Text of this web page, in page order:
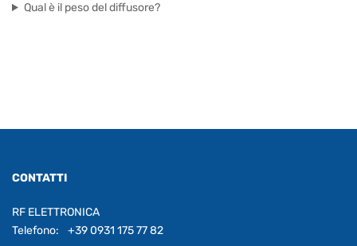
Qual è il peso del diffusore?
CONTATTI
RF ELETTRONICA
Telefono:
+39 0931 175 77 82